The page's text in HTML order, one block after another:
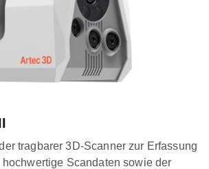
tragbarer 3D-Scanner zur Erfassung
Scandaten sowie der